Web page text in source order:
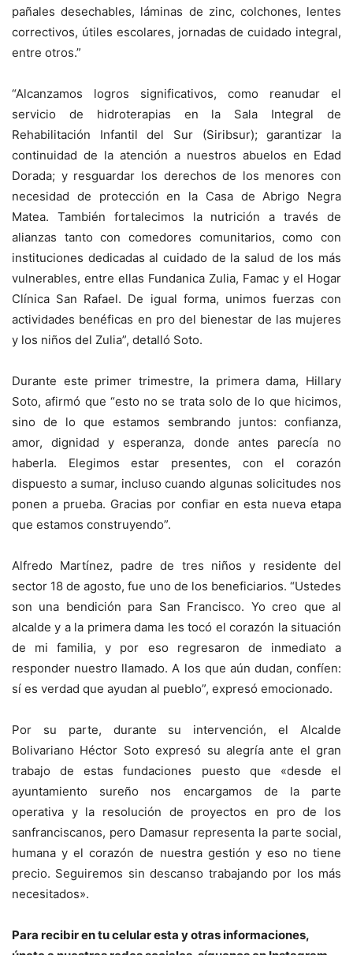
pañales desechables, láminas de zinc, colchones, lentes
correctivos, útiles escolares, jornadas de cuidado integral,
entre otros.”
“Alcanzamos logros significativos, como reanudar el
servicio de hidroterapias en la Sala Integral de
Rehabilitación Infantil del Sur (Siribsur); garantizar la
continuidad de la atención a nuestros abuelos en Edad
Dorada; y resguardar los derechos de los menores con
necesidad de protección en la Casa de Abrigo Negra
Matea. También fortalecimos la nutrición a través de
alianzas tanto con comedores comunitarios, como con
instituciones dedicadas al cuidado de la salud de los más
vulnerables, entre ellas Fundanica Zulia, Famac y el Hogar
Clínica San Rafael. De igual forma, unimos fuerzas con
actividades benéficas en pro del bienestar de las mujeres
y los niños del Zulia”, detalló Soto.
Durante este primer trimestre, la primera dama, Hillary
Soto, afirmó que “esto no se trata solo de lo que hicimos,
sino de lo que estamos sembrando juntos: confianza,
amor, dignidad y esperanza, donde antes parecía no
haberla. Elegimos estar presentes, con el corazón
dispuesto a sumar, incluso cuando algunas solicitudes nos
ponen a prueba. Gracias por confiar en esta nueva etapa
que estamos construyendo”.
Alfredo Martínez, padre de tres niños y residente del
sector 18 de agosto, fue uno de los beneficiarios. “Ustedes
son una bendición para San Francisco. Yo creo que al
alcalde y a la primera dama les tocó el corazón la situación
de mi familia, y por eso regresaron de inmediato a
responder nuestro llamado. A los que aún dudan, confíen:
sí es verdad que ayudan al pueblo”, expresó emocionado.
Por su parte, durante su intervención, el Alcalde
Bolivariano Héctor Soto expresó su alegría ante el gran
trabajo de estas fundaciones puesto que «desde el
ayuntamiento sureño nos encargamos de la parte
operativa y la resolución de proyectos en pro de los
sanfranciscanos, pero Damasur representa la parte social,
humana y el corazón de nuestra gestión y eso no tiene
precio. Seguiremos sin descanso trabajando por los más
necesitados».
Para recibir en tu celular esta y otras informaciones,